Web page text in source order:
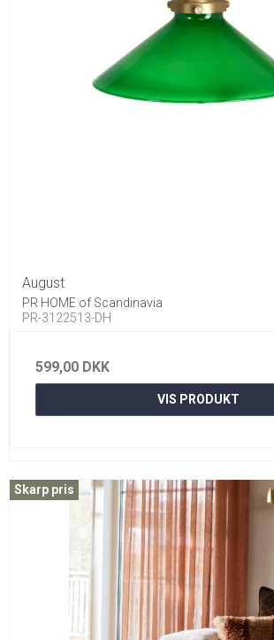
August
PR HOME of Scandinavia
PR-3122513-DH
599,00 DKK
VIS PRODUKT
Skarp pris